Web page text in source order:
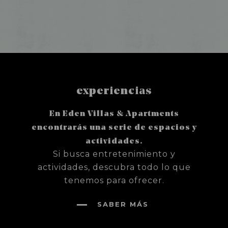
experiencias
En Eden Villas & Apartments
encontrarás una serie de espacios y
actividades.
Si busca entretenimiento y
actividades, descubra todo lo que
tenemos para ofrecer.
SABER MÁS